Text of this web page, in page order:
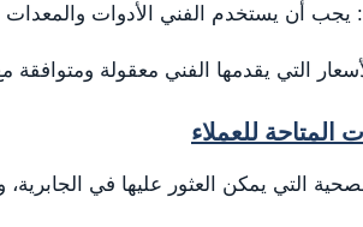
: يجب أن يستخدم الفني الأدوات والمعدات
التي يقدمها الفني معقولة
المتاحة للعملاء
التي يمكن العثور عليها في